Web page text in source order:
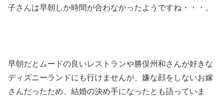
子さんは早朝しか時間が合わなかったようですね・・・。
早朝だとムードの良いレストランや勝俣州和さんが好きな
ディズニーランドにも行けませんが、嫌な顔をしないお嫁
さんだったため、結婚の決め手になったとも語っていま